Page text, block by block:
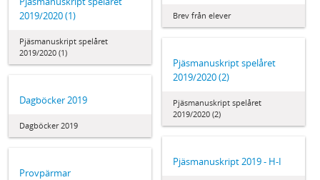
Brev från elever
2019/2020 (1)
Pjäsmanuskript spelåret
2019/2020 (1)
Pjäsmanuskript spelåret
2019/2020 (2)
Pjäsmanuskript spelåret
2019/2020 (2)
Dagböcker 2019
Dagböcker 2019
Pjäsmanuskript 2019 - H-I
Provpärmar